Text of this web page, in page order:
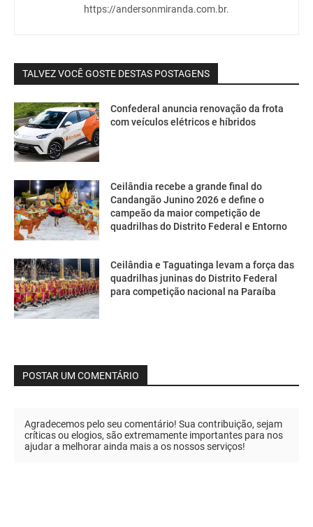
https://andersonmiranda.com.br.
TALVEZ VOCÊ GOSTE DESTAS POSTAGENS
Confederal anuncia renovação da frota
com veículos elétricos e híbridos
Ceilândia recebe a grande final do
Candangão Junino 2026 e define o
campeão da maior competição de
quadrilhas do Distrito Federal e Entorno
Ceilândia e Taguatinga levam a força das
quadrilhas juninas do Distrito Federal
para competição nacional na Paraíba
POSTAR UM COMENTÁRIO
Agradecemos pelo seu comentário! Sua contribuição, sejam
críticas ou elogios, são extremamente importantes para nos
ajudar a melhorar ainda mais a os nossos serviços!